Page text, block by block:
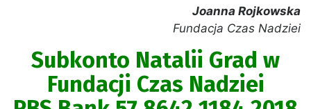
Joanna Rojkowska
Fundacja Czas Nadziei
Subkonto Natalii Grad w
Fundacji Czas Nadziei